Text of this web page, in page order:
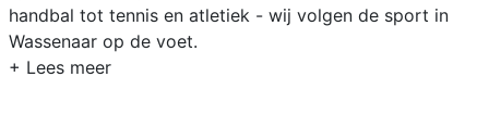
handbal tot tennis en atletiek - wij volgen de sport in
Wassenaar op de voet.